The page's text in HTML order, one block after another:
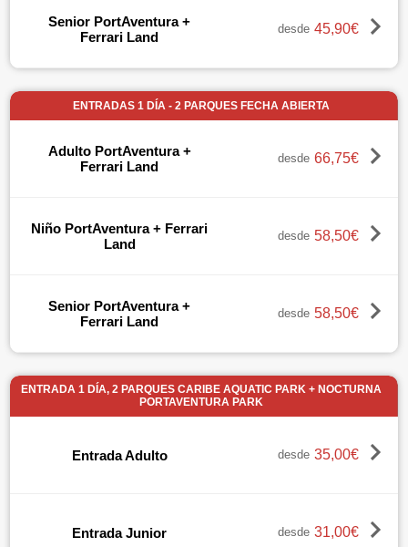
Senior PortAventura +
Ferrari Land
desde 45,90€
ENTRADAS 1 DÍA - 2 PARQUES FECHA ABIERTA
Adulto PortAventura +
Ferrari Land
desde 66,75€
Niño PortAventura + Ferrari
Land
desde 58,50€
Senior PortAventura +
Ferrari Land
desde 58,50€
ENTRADA 1 DÍA, 2 PARQUES CARIBE AQUATIC PARK + NOCTURNA
PORTAVENTURA PARK
Entrada Adulto desde 35,00€
Entrada Junior desde 31,00€